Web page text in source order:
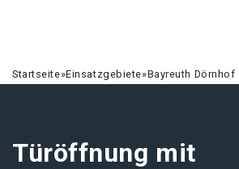
Startseite»Einsatzgebiete»Bayreuth Dörnhof
Türöffnung mit